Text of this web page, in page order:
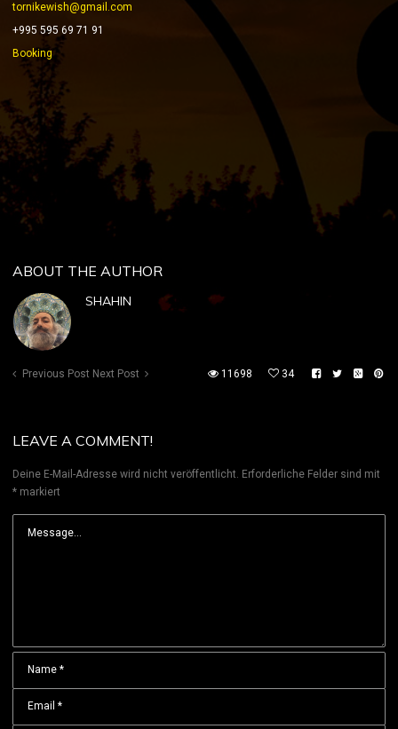
tornikewish@gmail.com
+995 595 69 71 91
Booking
ABOUT THE AUTHOR
SHAHIN
Previous Post Next Post 11698 34
LEAVE A COMMENT!
Deine E-Mail-Adresse wird nicht veröffentlicht. Erforderliche Felder sind mit
* markiert